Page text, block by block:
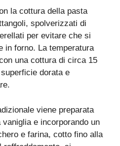
la cottura della pasta
spolverizzati di
per evitare che si
in forno. La temperatura
una cottura di circa 15
dorata e
viene preparata
e incorporando un
e farina, cotto fino alla